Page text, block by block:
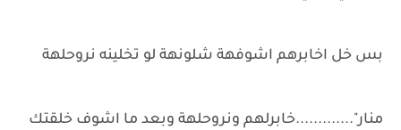
بس خل اخابرهم اشوفهة شلونهة لو تخلينه نروحلهة
منار".............خابرلهم ونروحلهة وبعد ما اشوف خلقتك